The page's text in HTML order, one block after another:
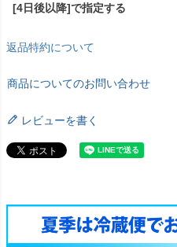
[4日後以降]で指定する
返品特約について
商品についてのお問い合わせ
レビューを書く